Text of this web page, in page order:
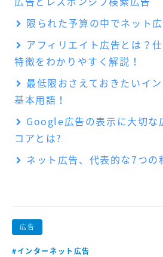
広告
#インターネット広告
限られた予算の中でネット
アフィリエイト広告とは？
特徴をわかりやすく解説！
最低限おさえておきたいイ
基本用語！
Google広告の表示に大切な
コアとは?
ネット広告、代表的な7つの